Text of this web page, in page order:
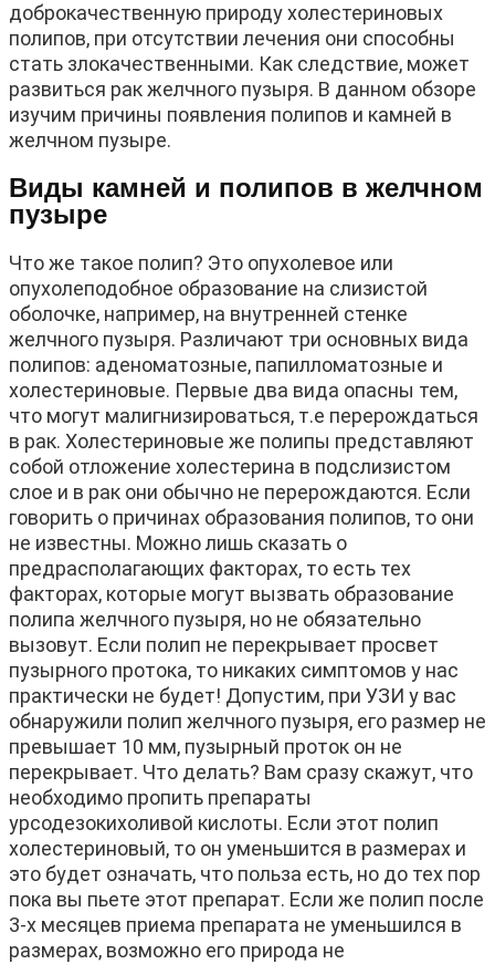
доброкачественную природу холестериновых
полипов, при отсутствии лечения они способны
стать злокачественными. Как следствие, может
развиться рак желчного пузыря. В данном обзоре
изучим причины появления полипов и камней в
желчном пузыре.
Виды камней и полипов в желчном
пузыре
Что же такое полип? Это опухолевое или
опухолеподобное образование на слизистой
оболочке, например, на внутренней стенке
желчного пузыря. Различают три основных вида
полипов: аденоматозные, папилломатозные и
холестериновые. Первые два вида опасны тем,
что могут малигнизироваться, т.е перерождаться
в рак. Холестериновые же полипы представляют
собой отложение холестерина в подслизистом
слое и в рак они обычно не перерождаются. Если
говорить о причинах образования полипов, то они
не известны. Можно лишь сказать о
предрасполагающих факторах, то есть тех
факторах, которые могут вызвать образование
полипа желчного пузыря, но не обязательно
вызовут. Если полип не перекрывает просвет
пузырного протока, то никаких симптомов у нас
практически не будет! Допустим, при УЗИ у вас
обнаружили полип желчного пузыря, его размер не
превышает 10 мм, пузырный проток он не
перекрывает. Что делать? Вам сразу скажут, что
необходимо пропить препараты
урсодезокихоливой кислоты. Если этот полип
холестериновый, то он уменьшится в размерах и
это будет означать, что польза есть, но до тех пор
пока вы пьете этот препарат. Если же полип после
3-х месяцев приема препарата не уменьшился в
размерах, возможно его природа не